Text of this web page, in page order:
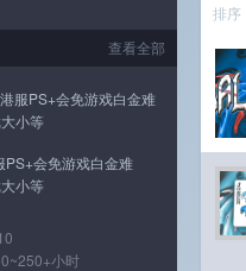
排序
查看全部
服PS+会免游戏白金难
小等
PS+会免游戏白金难
小等
小时